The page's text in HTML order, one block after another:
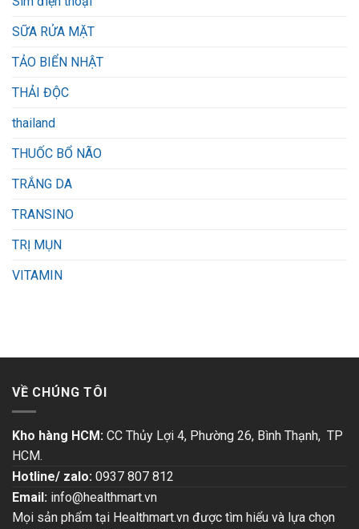
SỮA RỬA MẶT
TẢO BIỂN NHẬT
THẢI ĐỘC
thailand
THUỐC BỔ NÃO
TRẮNG DA
TRANSINO
TRỊ MỤN
VITAMIN
VỀ CHÚNG TÔI
Kho hàng HCM: CC Thủy Lợi 4, Phường 26, Bình Thạnh, TP
HCM.
Hotline/ zalo: 0937 807 812
Email: info@healthmart.vn
Mọi sản phẩm tại Healthmart.vn được tìm hiểu và lựa chọn